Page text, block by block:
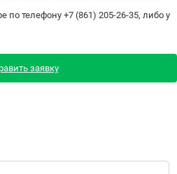
по телефону +7 (861) 205-26-35, либо у
заявку